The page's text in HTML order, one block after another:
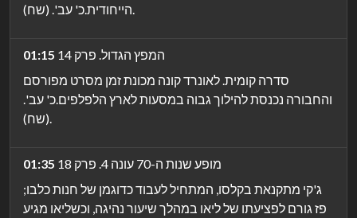
הייחודית.כ' עב'. (שח).
01:15
המפץ הגדול. פרק 14
סדרה קומית. לאונרד קונה מכונת זמן מסרט מפורסם
והחבורה נכנסת להילוך גבוה במסעות לארץ הלפלפים.כ' עב'.
(שח).
01:35
מופע שנות ה-70 עונה 4. פרק 18
ג'קי מתקנאת בקלסו, המתחיל לעבוד כדוגמן של חנות כלבו;
פז גורם לפציעתו של ליאו במהלך שיעור נהיגה, וכשליאו מגיע